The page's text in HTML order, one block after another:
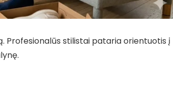
Profesionalūs stilistai pataria orientuotis į